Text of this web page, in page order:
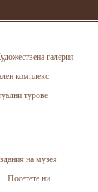
галерия
комплекс
турове
на музея
Посетете ни